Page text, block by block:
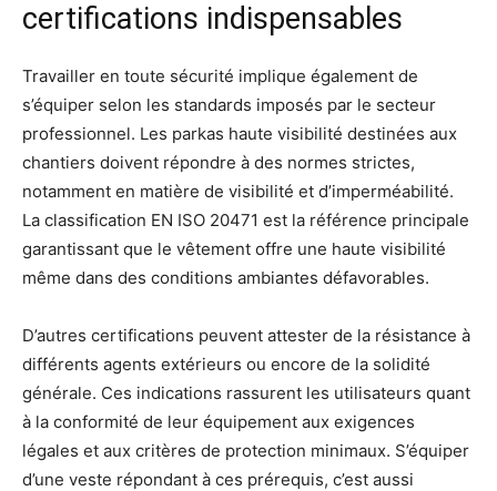
certifications indispensables
Travailler en toute sécurité implique également de
s’équiper selon les standards imposés par le secteur
professionnel. Les parkas haute visibilité destinées aux
chantiers doivent répondre à des normes strictes,
notamment en matière de visibilité et d’imperméabilité.
La classification EN ISO 20471 est la référence principale
garantissant que le vêtement offre une haute visibilité
même dans des conditions ambiantes défavorables.
D’autres certifications peuvent attester de la résistance à
différents agents extérieurs ou encore de la solidité
générale. Ces indications rassurent les utilisateurs quant
à la conformité de leur équipement aux exigences
légales et aux critères de protection minimaux. S’équiper
d’une veste répondant à ces prérequis, c’est aussi